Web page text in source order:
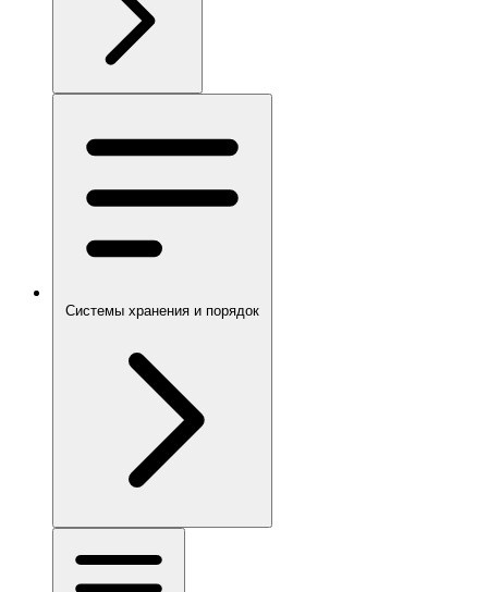
Системы хранения и порядок